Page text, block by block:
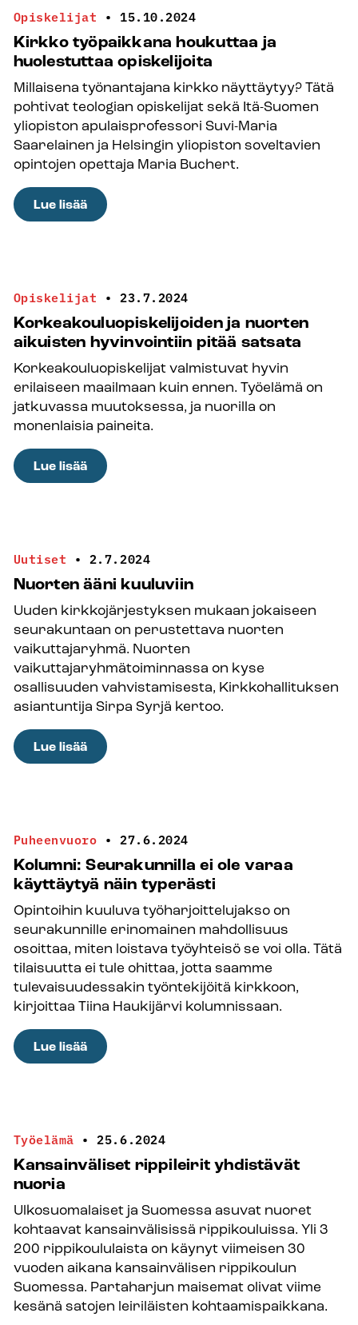
kirkollisissa
opinnoissa
Opiskelijat • 15.10.2024
Kirkko työpaikkana houkuttaa ja
huolestuttaa opiskelijoita
Millaisena työnantajana kirkko näyttäytyy? Tätä
pohtivat teologian opiskelijat sekä Itä-Suomen
yliopiston apulaisprofessori Suvi-Maria
Saarelainen ja Helsingin yliopiston soveltavien
opintojen opettaja Maria Buchert.
Lue lisää:
Kirkko
huolestuttaa
opiskelijoita
Opiskelijat • 23.7.2024
Korkeakouluopiskelijoiden ja nuorten
aikuisten hyvinvointiin pitää satsata
Korkeakouluopiskelijat valmistuvat hyvin
erilaiseen maailmaan kuin ennen. Työelämä on
jatkuvassa muutoksessa, ja nuorilla on
monenlaisia paineita.
Lue lisää:
Korkeakouluopiskelijoiden
hyvinvointiin
pitää
satsata
Uutiset • 2.7.2024
Nuorten ääni kuuluviin
Uuden kirkkojärjestyksen mukaan jokaiseen
seurakuntaan on perustettava nuorten
vaikuttajaryhmä. Nuorten
vaikuttajaryhmätoiminnassa on kyse
osallisuuden vahvistamisesta, Kirkkohallituksen
asiantuntija Sirpa Syrjä kertoo.
Lue lisää:
Nuorten
Puheenvuoro • 27.6.2024
Kolumni: Seurakunnilla ei ole varaa
käyttäytyä näin typerästi
Opintoihin kuuluva työharjoittelujakso on
seurakunnille erinomainen mahdollisuus
osoittaa, miten loistava työyhteisö se voi olla. Tätä
tilaisuutta ei tule ohittaa, jotta saamme
tulevaisuudessakin työntekijöitä kirkkoon,
kirjoittaa Tiina Haukijärvi kolumnissaan.
Lue lisää:
Kolumni:
varaa
käyttäytyä
typerästi
Työelämä • 25.6.2024
Kansainväliset rippileirit yhdistävät
nuoria
Ulkosuomalaiset ja Suomessa asuvat nuoret
kohtaavat kansainvälisissä rippikouluissa. Yli 3
200 rippikoululaista on käynyt viimeisen 30
vuoden aikana kansainvälisen rippikoulun
Suomessa. Partaharjun maisemat olivat viime
kesänä satojen leiriläisten kohtaamispaikkana.